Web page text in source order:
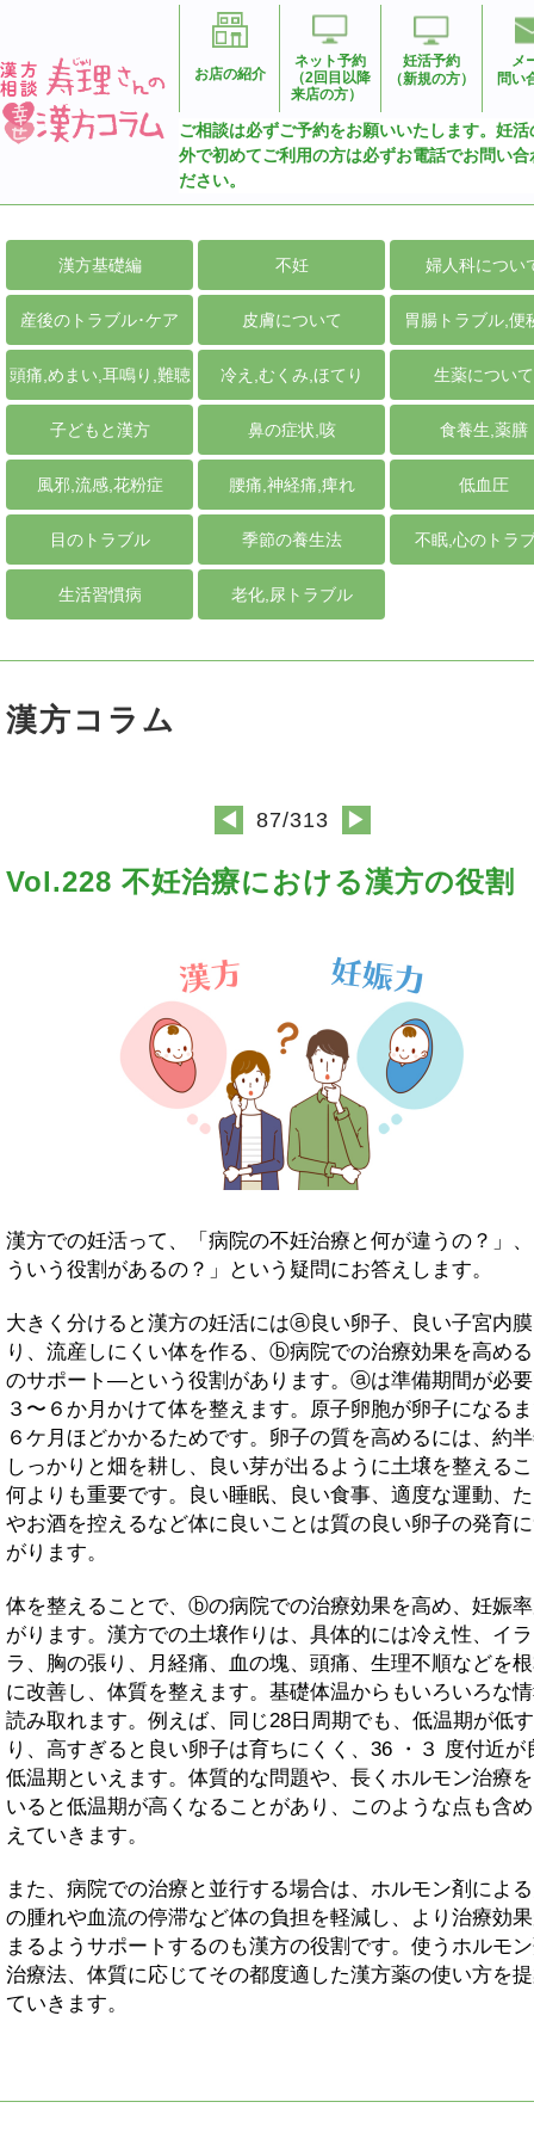
お店の紹介
ネット予約
（2回目以降
来店の方）
妊活予約
（新規の方）
メ
問い
ご相談は必ずご予約をお願いいたします。妊活
外で初めてご利用の方は必ずお電話でお問い合
ださい。
漢方基礎編 不妊 婦人科につい
産後のトラブル･ケア 皮膚について 胃腸トラブル,便
頭痛,めまい,耳鳴り,難聴 冷え,むくみ,ほてり 生薬について
子どもと漢方 鼻の症状,咳 食養生,薬膳
風邪,流感,花粉症 腰痛,神経痛,痺れ 低血圧
目のトラブル 季節の養生法 不眠,心のトラ
生活習慣病 老化,尿トラブル
漢方コラム
◀ 87/313 ▶
Vol.228 不妊治療における漢方の役割
漢方での妊活って、「病院の不妊治療と何が違うの？」
ういう役割があるの？」という疑問にお答えします。
大きく分けると漢方の妊活にはⓐ良い卵子、良い子宮内
り、流産しにくい体を作る、ⓑ病院での治療効果を高め
のサポート―という役割があります。ⓐは準備期間が必
３〜６か月かけて体を整えます。原子卵胞が卵子になる
６ケ月ほどかかるためです。卵子の質を高めるには、約
しっかりと畑を耕し、良い芽が出るように土壌を整える
何よりも重要です。良い睡眠、良い食事、適度な運動、
やお酒を控えるなど体に良いことは質の良い卵子の発育
がります。
体を整えることで、ⓑの病院での治療効果を高め、妊娠
がります。漢方での土壌作りは、具体的には冷え性、イ
ラ、胸の張り、月経痛、血の塊、頭痛、生理不順などを
に改善し、体質を整えます。基礎体温からもいろいろな
読み取れます。例えば、同じ28日周期でも、低温期が低
り、高すぎると良い卵子は育ちにくく、36 ・３ 度付近が
低温期といえます。体質的な問題や、長くホルモン治療
いると低温期が高くなることがあり、このような点も含
えていきます。
また、病院での治療と並行する場合は、ホルモン剤によ
の腫れや血流の停滞など体の負担を軽減し、より治療効
まるようサポートするのも漢方の役割です。使うホルモ
治療法、体質に応じてその都度適した漢方薬の使い方を
ていきます。